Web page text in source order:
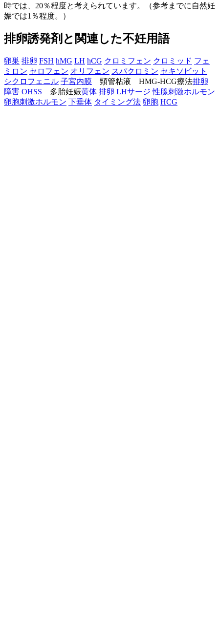
時では、20％程度と考えられています。（参考までに自然妊
娠では1％程度。）
排卵誘発剤と関連した不妊用語
卵巣 排卵 FSH hMG LH hCG クロミフェン クロミッド フェ
ミロン セロフェン オリフェン スパクロミン セキソビット
シクロフェニル 子宮内膜 頸管粘液 HMG-HCG療法排卵
障害 OHSS 多胎妊娠黄体 排卵 LHサージ 性腺刺激ホルモン
卵胞刺激ホルモン 下垂体 タイミング法 卵胞 HCG